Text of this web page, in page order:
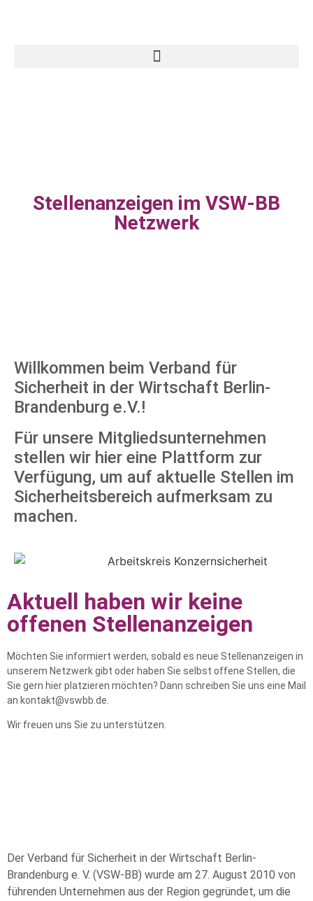
Stellenanzeigen im VSW-BB
Netzwerk
Willkommen beim Verband für
Sicherheit in der Wirtschaft Berlin-
Brandenburg e.V.!
Für unsere Mitgliedsunternehmen
stellen wir hier eine Plattform zur
Verfügung, um auf aktuelle Stellen im
Sicherheitsbereich aufmerksam zu
machen.
Aktuell haben wir keine
offenen Stellenanzeigen
Möchten Sie informiert werden, sobald es neue Stellenanzeigen in
unserem Netzwerk gibt oder haben Sie selbst offene Stellen, die
Sie gern hier platzieren möchten? Dann schreiben Sie uns eine Mail
an kontakt@vswbb.de.
Wir freuen uns Sie zu unterstützen.
Der Verband für Sicherheit in der Wirtschaft Berlin-
Brandenburg e. V. (VSW-BB) wurde am 27. August 2010 von
führenden Unternehmen aus der Region gegründet, um die